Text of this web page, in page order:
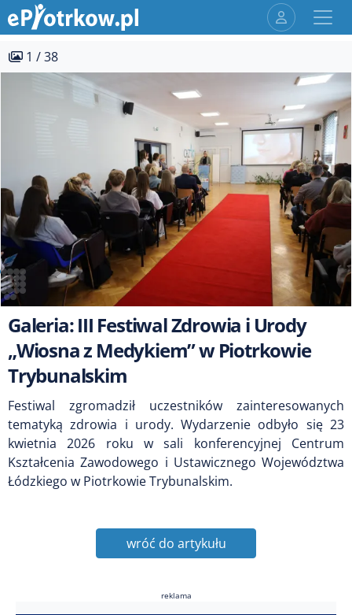
1 / 38
Galeria: III Festiwal Zdrowia i Urody
„Wiosna z Medykiem” w Piotrkowie
Trybunalskim
Festiwal zgromadził uczestników zainteresowanych
tematyką zdrowia i urody. Wydarzenie odbyło się 23
kwietnia 2026 roku w sali konferencyjnej Centrum
Kształcenia Zawodowego i Ustawicznego Województwa
Łódzkiego w Piotrkowie Trybunalskim.
wróć do artykułu
reklama